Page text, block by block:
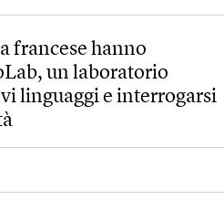
francese hanno
un laboratorio
linguaggi e interrogarsi